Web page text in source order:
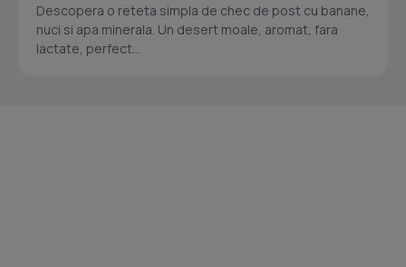
Descopera o reteta simpla de chec de post cu banane,
nuci si apa minerala. Un desert moale, aromat, fara
lactate, perfect...